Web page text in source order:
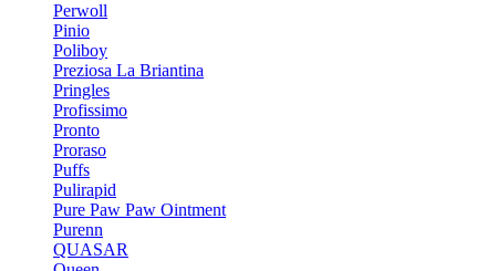
Perwoll
Pinio
Poliboy
Preziosa La Briantina
Pringles
Profissimo
Pronto
Proraso
Puffs
Pulirapid
Pure Paw Paw Ointment
Purenn
QUASAR